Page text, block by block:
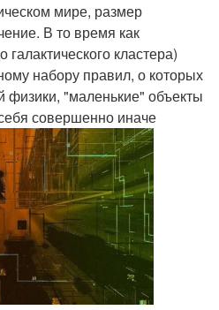
мире, размер
В то время как
кластера)
набору правил, о которых
физики, "маленькие" объекты
совершенно иначе